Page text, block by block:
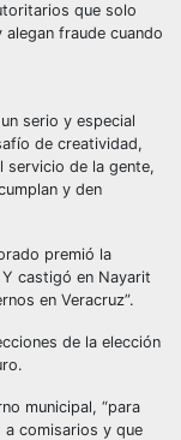
que solo
fraude cuando
serio y especial
de creatividad,
servicio de la gente,
y den
premió la
castigó en Nayarit
en Veracruz”.
de la elección
municipal, “para
a comisarios y que